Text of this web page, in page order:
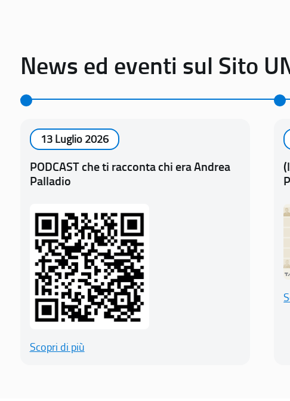
News ed eventi sul Sito
13 Luglio 2026
PODCAST che ti racconta chi era Andrea
Palladio
Scopri di più